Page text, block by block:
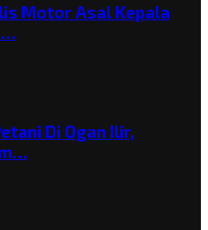
Motor Asal Kepala
Di Ogan Ilir,